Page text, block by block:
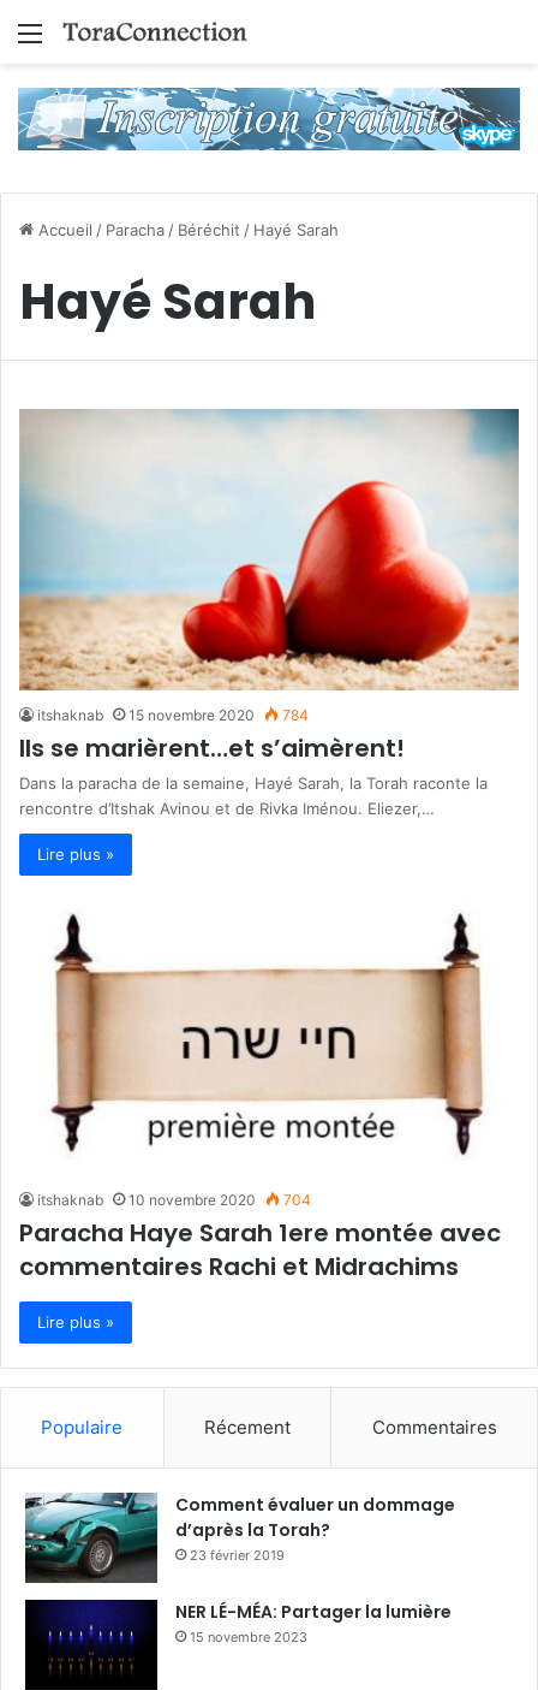
Menu
Accueil / Paracha / Béréchit / Hayé Sarah
Hayé Sarah
itshaknab 15 novembre 2020 784
Ils se marièrent…et s’aimèrent!
Dans la paracha de la semaine, Hayé Sarah, la Torah raconte la
rencontre d’Itshak Avinou et de Rivka Iménou. Eliezer,…
Lire plus »
itshaknab 10 novembre 2020 704
Paracha Haye Sarah 1ere montée avec
commentaires Rachi et Midrachims
Lire plus »
Populaire Récement Commentaires
Comment évaluer un dommage
d’après la Torah?
23 février 2019
NER LÉ-MÉA: Partager la lumière
15 novembre 2023